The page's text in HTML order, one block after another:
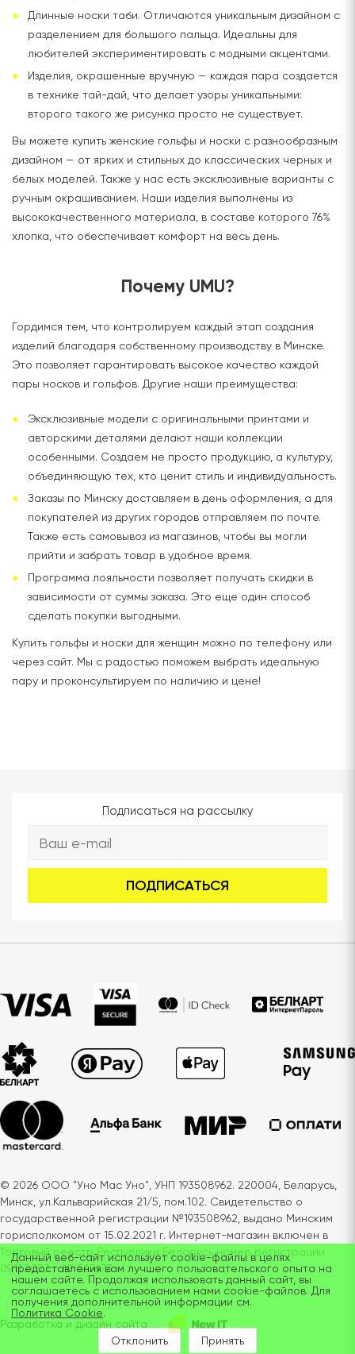
Длинные носки таби. Отличаются уникальным дизайном с
разделением для большого пальца. Идеальны для
любителей экспериментировать с модными акцентами.
Изделия, окрашенные вручную — каждая пара создается
в технике тай-дай, что делает узоры уникальными:
второго такого же рисунка просто не существует.
Вы можете купить женские гольфы и носки с разнообразным
дизайном — от ярких и стильных до классических черных и
белых моделей. Также у нас есть эксклюзивные варианты с
ручным окрашиванием. Наши изделия выполнены из
высококачественного материала, в составе которого 76%
хлопка, что обеспечивает комфорт на весь день.
Почему UMU?
Гордимся тем, что контролируем каждый этап создания
изделий благодаря собственному производству в Минске.
Это позволяет гарантировать высокое качество каждой
пары носков и гольфов. Другие наши преимущества:
Эксклюзивные модели с оригинальными принтами и
авторскими деталями делают наши коллекции
особенными. Создаем не просто продукцию, а культуру,
объединяющую тех, кто ценит стиль и индивидуальность.
Заказы по Минску доставляем в день оформления, а для
покупателей из других городов отправляем по почте.
Также есть самовывоз из магазинов, чтобы вы могли
прийти и забрать товар в удобное время.
Программа лояльности позволяет получать скидки в
зависимости от суммы заказа. Это еще один способ
сделать покупки выгодными.
Купить гольфы и носки для женщин можно по телефону или
через сайт. Мы с радостью поможем выбрать идеальную
пару и проконсультируем по наличию и цене!
Подписаться на рассылку
ПОДПИСАТЬСЯ
© 2026 ООО "Уно Мас Уно", УНП 193508962. 220004, Беларусь,
Минск, ул.Кальварийская 21/5, пом.102. Свидетельство о
государственной регистрации №193508962, выдано Минским
горисполкомом от 15.02.2021 г. Интернет-магазин включен в
Торговый реестр Республики Беларусь номер регистрации
09.11.2023 г. № 567473
Разработка и дизайн сайта
Данный веб-сайт использует cookie-файлы в целях
предоставления вам лучшего пользовательского опыта на
нашем сайте. Продолжая использовать данный сайт, вы
соглашаетесь с использованием нами cookie-файлов. Для
получения дополнительной информации см.
Политика Cookie.
Отклонить Принять